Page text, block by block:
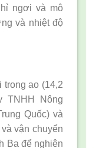
ngơi và mô
và nhiệt độ
trong ao (14,2
TNHH Nông
Quốc) và
vận chuyển
Ba để nghiên